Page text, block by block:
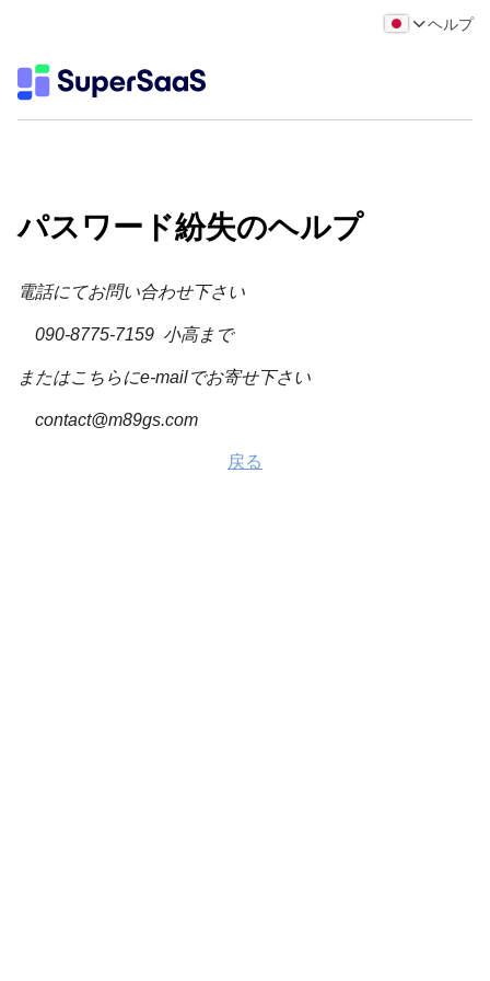
ヘルプ
パスワード紛失のヘルプ
電話にてお問い合わせ下さい
090-8775-7159 小高まで
またはこちらにe-mailでお寄せ下さい
contact@m89gs.com
戻る